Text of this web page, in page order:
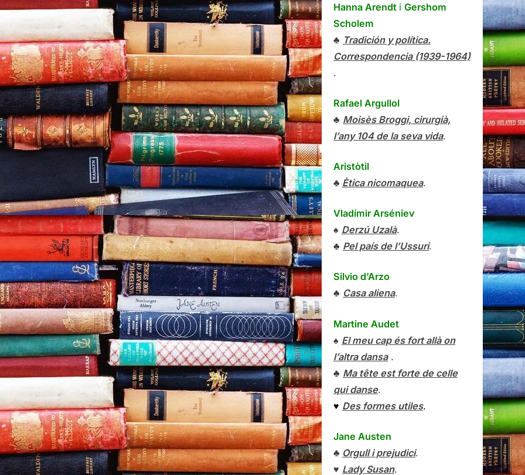
Hanna Arendt i Gershom
Scholem
♣ Tradición y política.
Correspondencia (1939-1964)
.
Rafael Argullol
♣ Moisès Broggi, cirurgià,
l’any 104 de la seva vida.
Aristòtil
♣ Ètica nicomaquea.
Vladímir Arséniev
♠ Derzú Uzalà.
♣ Pel país de l’Ussuri.
Silvio d’Arzo
♣ Casa aliena.
Martine Audet
♠ El meu cap és fort allà on
l’altra dansa.
♣ Ma tête est forte de celle
qui danse.
♥ Des formes utiles.
Jane Austen
♣ Orgull i prejudici.
♥ Lady Susan.